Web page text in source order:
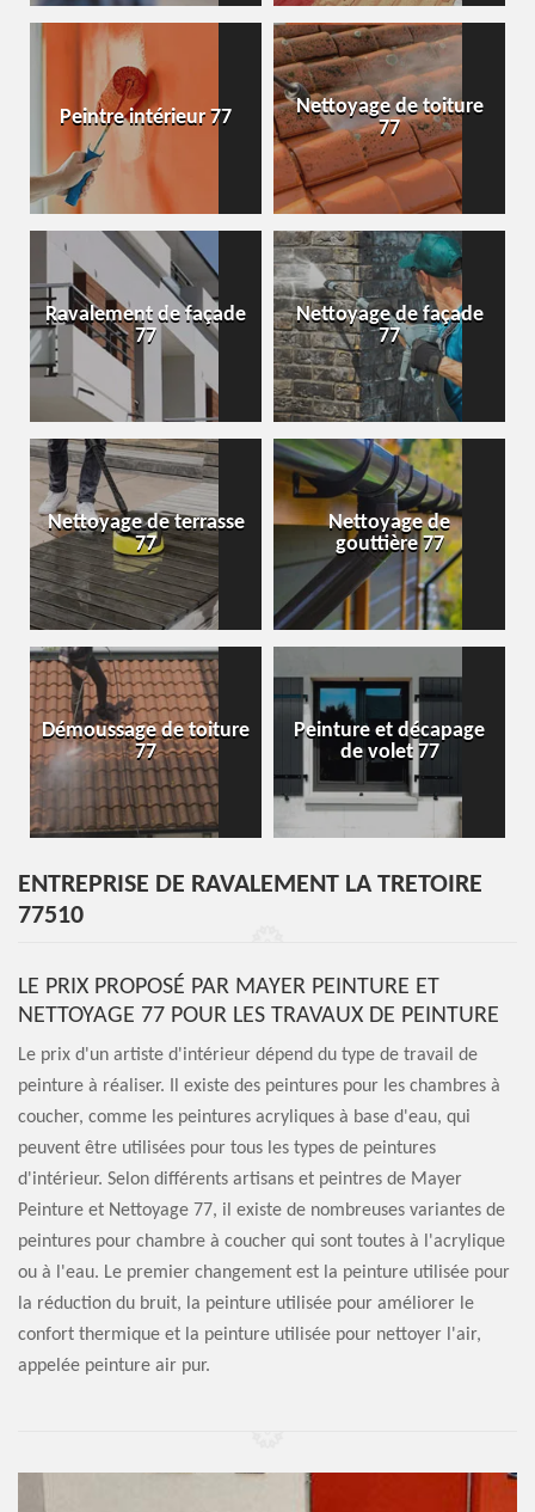
Peintre intérieur 77
Nettoyage de toiture
77
Ravalement de façade
77
Nettoyage de façade
77
Nettoyage de terrasse
77
Nettoyage de
gouttière 77
Démoussage de toiture
77
Peinture et décapage
de volet 77
ENTREPRISE DE RAVALEMENT LA TRETOIRE
77510
LE PRIX PROPOSÉ PAR MAYER PEINTURE ET
NETTOYAGE 77 POUR LES TRAVAUX DE PEINTURE
Le prix d'un artiste d'intérieur dépend du type de travail de
peinture à réaliser. Il existe des peintures pour les chambres à
coucher, comme les peintures acryliques à base d'eau, qui
peuvent être utilisées pour tous les types de peintures
d'intérieur. Selon différents artisans et peintres de Mayer
Peinture et Nettoyage 77, il existe de nombreuses variantes de
peintures pour chambre à coucher qui sont toutes à l'acrylique
ou à l'eau. Le premier changement est la peinture utilisée pour
la réduction du bruit, la peinture utilisée pour améliorer le
confort thermique et la peinture utilisée pour nettoyer l'air,
appelée peinture air pur.